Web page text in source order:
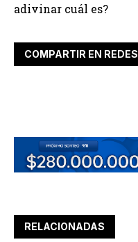
adivinar cuál es?
COMPARTIR EN REDES
RELACIONADAS